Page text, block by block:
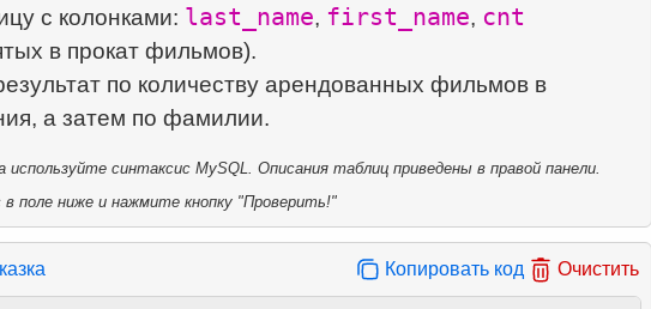
с колонками: last_name, first_name, cnt
в прокат фильмов).
по количеству арендованных фильмов в
синтаксис MySQL. Описания таблиц приведены в правой панели.
поле ниже и нажмите кнопку "Проверить!"
Копировать код Очистить